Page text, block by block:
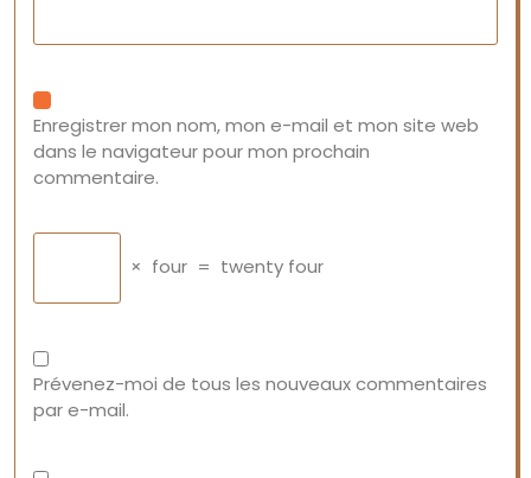
Enregistrer mon nom, mon e-mail et mon site web
dans le navigateur pour mon prochain
commentaire.
× four = twenty four
Prévenez-moi de tous les nouveaux commentaires
par e-mail.